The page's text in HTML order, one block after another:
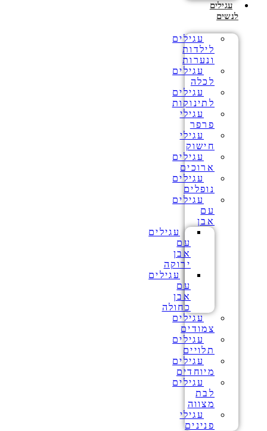
עגילים
לנשים
עגילים
לילדות
ונערות
עגילים
לכלה
עגילים
לתינוקות
עגילי
פרפר
עגילי
חישוק
עגילים
ארוכים
עגילים
נופלים
עגילים
עם
אבן
עגילים
עם
אבן
ירוקה
עגילים
עם
אבן
כחולה
עגילים
צמודים
עגילים
תלויים
עגילים
מיוחדים
עגילים
לבת
מצווה
עגילי
פנינים